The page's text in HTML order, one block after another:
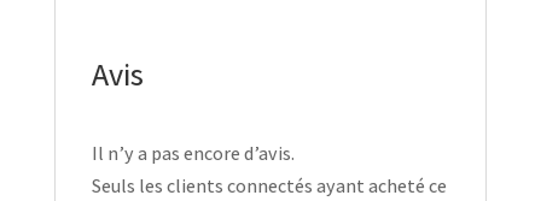
Avis
Il n’y a pas encore d’avis.
Seuls les clients connectés ayant acheté ce